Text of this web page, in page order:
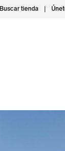
Buscar tienda